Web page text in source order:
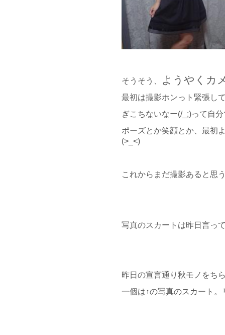
そうそう、 ようやくカ
最初は撮影ホンっト緊張し
ぎこちないなー(/_;)って自
ポーズとか笑顔とか、最初
(>_<)
これからまだ撮影あると思
写真のスカートは昨日言っ
昨日の宣言通り秋モノをち
一個は↑の写真のスカート